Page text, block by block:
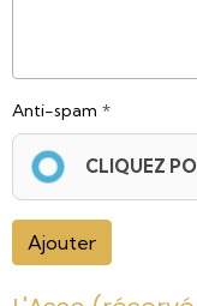
Anti-spam
CLIQUEZ
Ajouter